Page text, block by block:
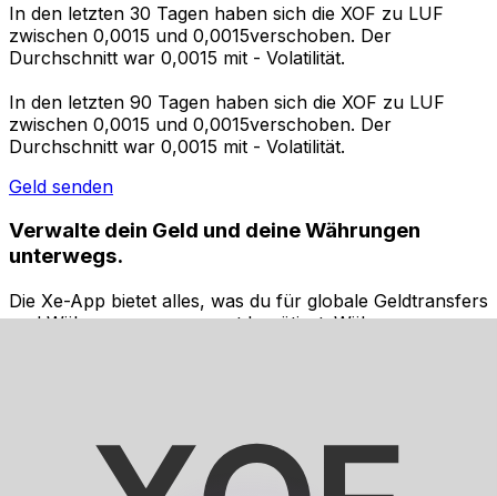
In den letzten 30 Tagen haben sich die XOF zu LUF
zwischen 0,0015 und 0,0015verschoben. Der
Durchschnitt war 0,0015 mit - Volatilität.
In den letzten 90 Tagen haben sich die XOF zu LUF
zwischen 0,0015 und 0,0015verschoben. Der
Durchschnitt war 0,0015 mit - Volatilität.
Geld senden
Verwalte dein Geld und deine Währungen
unterwegs.
Die Xe-App bietet alles, was du für globale Geldtransfers
und Währungsmanagement benötigst. Währungen